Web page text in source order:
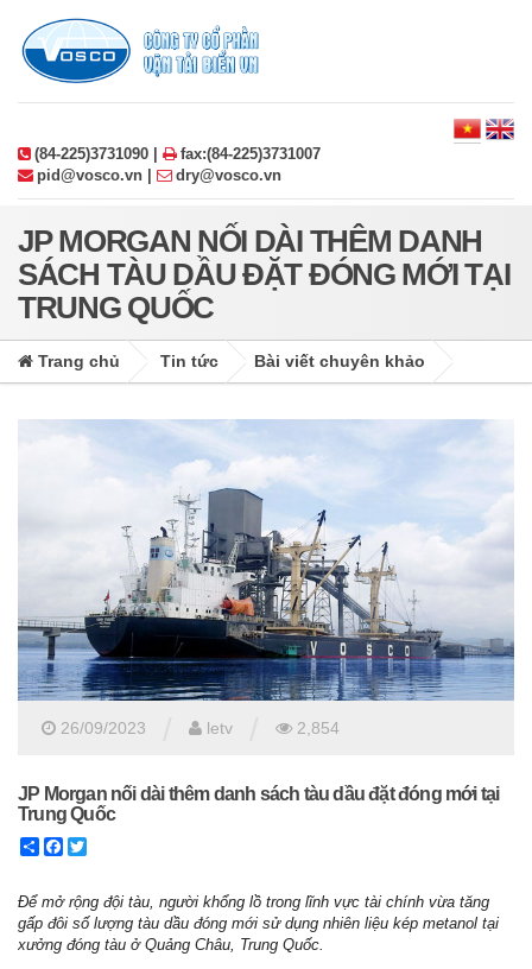
(84-225)3731090 |
fax:(84-225)3731007
pid@vosco.vn |
dry@vosco.vn
JP MORGAN NỐI DÀI THÊM DANH
SÁCH TÀU DẦU ĐẶT ĐÓNG MỚI TẠI
TRUNG QUỐC
Trang chủ Tin tức Bài viết chuyên khảo
26/09/2023 letv 2,854
JP Morgan nối dài thêm danh sách tàu dầu đặt đóng mới tại
Trung Quốc
ShareFacebook
Để mở rộng đội tàu, người khổng lồ trong lĩnh vực tài chính vừa tăng
gấp đôi số lượng tàu dầu đóng mới sử dụng nhiên liệu kép metanol tại
xưởng đóng tàu ở Quảng Châu, Trung Quốc.